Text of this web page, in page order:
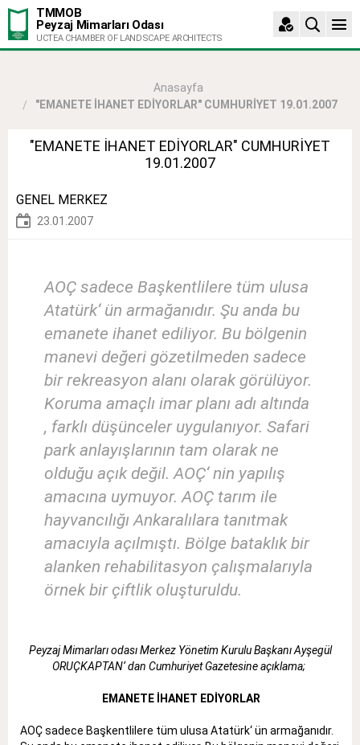
TMMOB
Peyzaj Mimarları Odası
UCTEA CHAMBER OF LANDSCAPE ARCHITECTS
Anasayfa
"EMANETE İHANET EDİYORLAR" CUMHURİYET 19.01.2007
"EMANETE İHANET EDİYORLAR" CUMHURİYET
19.01.2007
GENEL MERKEZ
23.01.2007
AOÇ sadece Başkentlilere tüm ulusa
Atatürk‘ ün armağanıdır. Şu anda bu
emanete ihanet ediliyor. Bu bölgenin
manevi değeri gözetilmeden sadece
bir rekreasyon alanı olarak görülüyor.
Koruma amaçlı imar planı adı altında
, farklı düşünceler uygulanıyor. Safari
park anlayışlarının tam olarak ne
olduğu açık değil. AOÇ‘ nin yapılış
amacına uymuyor. AOÇ tarım ile
hayvancılığı Ankaralılara tanıtmak
amacıyla açılmıştı. Bölge bataklık bir
alanken rehabilitasyon çalışmalarıyla
örnek bir çiftlik oluşturuldu.
Peyzaj Mimarları odası Merkez Yönetim Kurulu Başkanı Ayşegül
ORUÇKAPTAN‘ dan Cumhuriyet Gazetesine açıklama;
EMANETE İHANET EDİYORLAR
AOÇ sadece Başkentlilere tüm ulusa Atatürk‘ ün armağanıdır.